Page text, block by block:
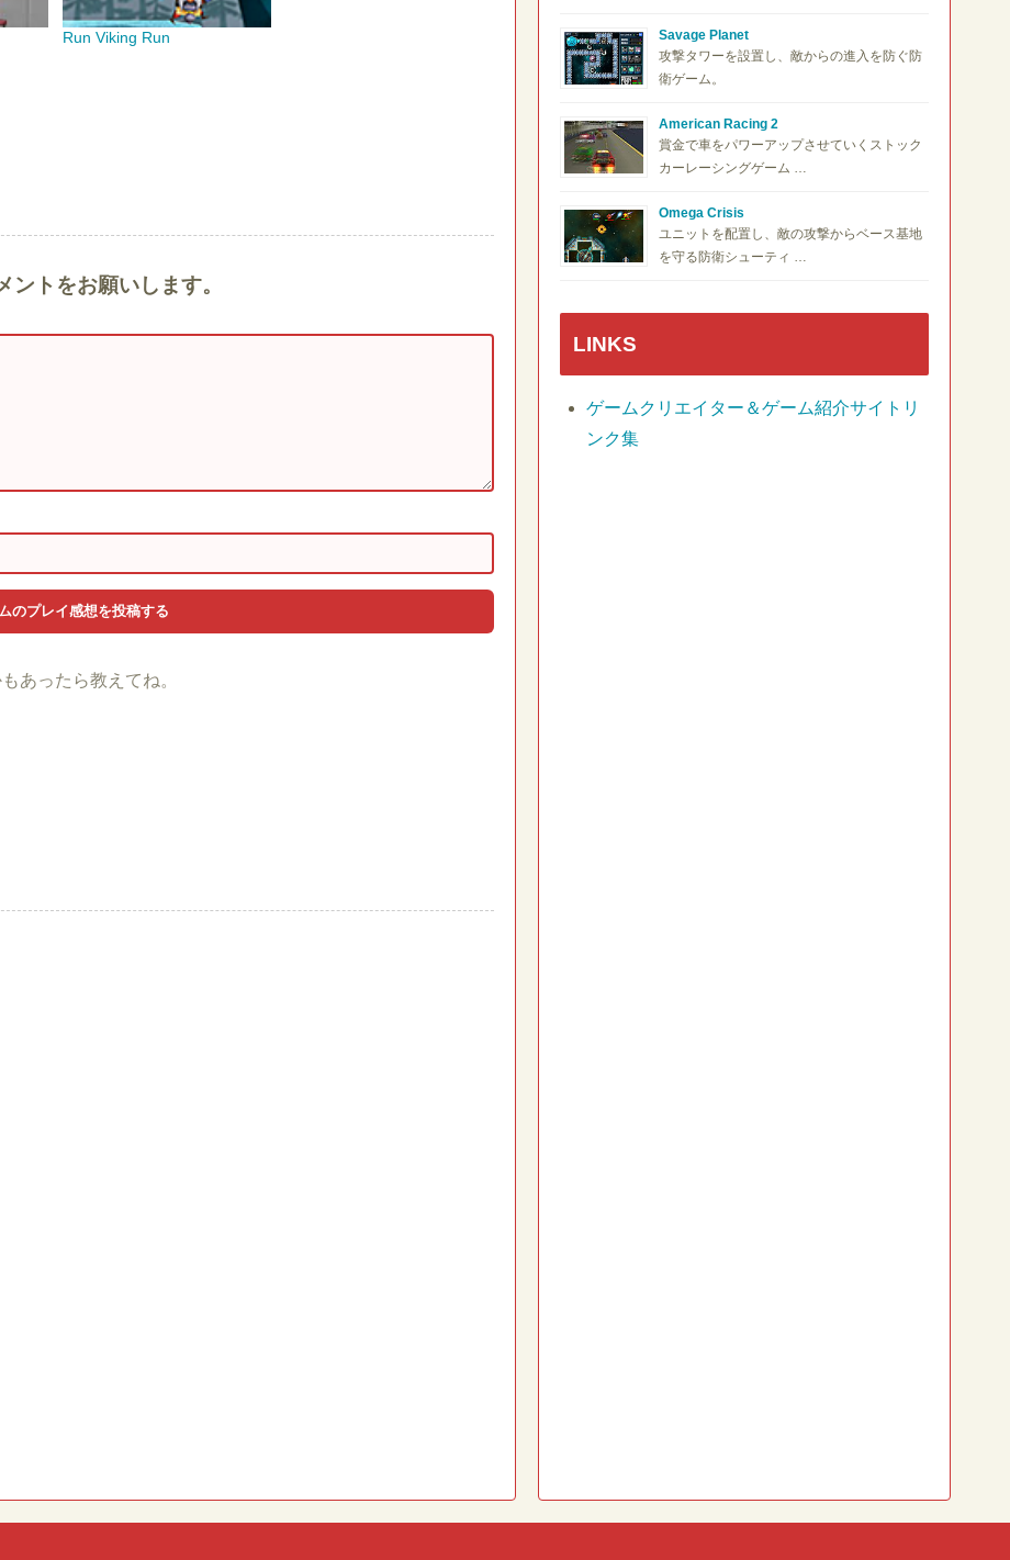
Run Viking Run
トをお願いします。
あったら教えてね。
Savage Planet
攻撃タワーを設置し、敵からの進入を防ぐ防
衛ゲーム。
American Racing 2
賞金で車をパワーアップさせていくストック
カーレーシングゲーム …
Omega Crisis
ユニットを配置し、敵の攻撃からベース基地
を守る防衛シューティ …
LINKS
ゲームクリエイター＆ゲーム紹介サイトリ
ンク集